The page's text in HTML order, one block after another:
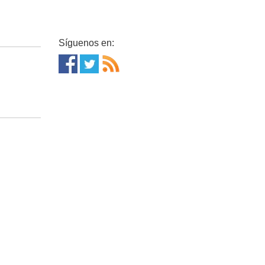
Síguenos en: